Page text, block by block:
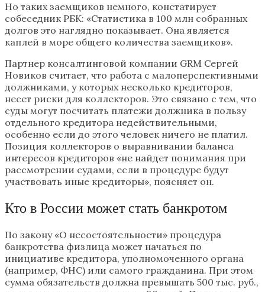
Но таких заемщиков немного, констатирует
собеседник РБК: «Статистика в 100 млн собранных
долгов это наглядно показывает. Она является
каплей в море общего количества заемщиков».
Партнер консалтинговой компании GRM Сергей
Новиков считает, что работа с малоперспективными
должниками, у которых несколько кредиторов,
несет риски для коллекторов. Это связано с тем, что
суды могут посчитать платежи должника в пользу
отдельного кредитора недействительными,
особенно если до этого человек ничего не платил.
Позиция коллекторов о выравнивании баланса
интересов кредиторов «не найдет понимания при
рассмотрении судами, если в процедуре будут
участвовать иные кредиторы», поясняет он.
Кто в России может стать банкротом
По закону «О несостоятельности» процедура
банкротства физлица может начаться по
инициативе кредитора, уполномоченного органа
(например, ФНС) или самого гражданина. При этом
сумма обязательств должна превышать 500 тыс. руб.,